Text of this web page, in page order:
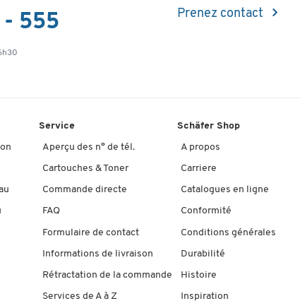
555 Prenez contact
Service
Aperçu des n° de tél.
Cartouches & Toner
Commande directe
FAQ
Formulaire de contact
Informations de livraison
Rétractation de la commande
Services de A à Z
Schäfer Shop
A propos
Carriere
Catalogues en ligne
Conformité
Conditions générales
Durabilité
Histoire
Inspiration